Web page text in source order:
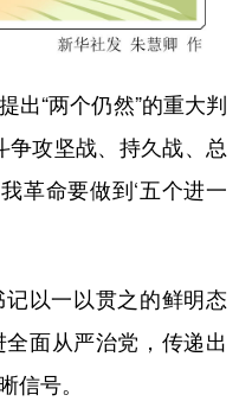
“两个仍然”的重大判
争攻坚战、持久战、总
革命要做到‘五个进一
以一以贯之的鲜明态
面从严治党，传递出
信号。